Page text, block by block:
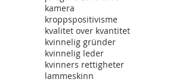
kamera
kroppspositivisme
kvalitet over kvantitet
kvinnelig gründer
kvinnelig leder
kvinners rettigheter
lammeskinn